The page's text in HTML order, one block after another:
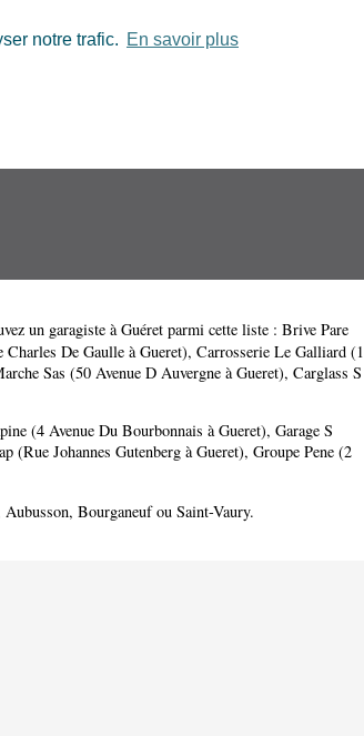
notre trafic. En savoir plus
un garagiste à Guéret parmi cette liste : Brive Pare
De Gaulle à Gueret), Carrosserie Le Galliard (1
Sas (50 Avenue D Auvergne à Gueret), Carglass S
(4 Avenue Du Bourbonnais à Gueret), Garage S
(Rue Johannes Gutenberg à Gueret), Groupe Pene (2
Aubusson, Bourganeufou Saint-Vaury.